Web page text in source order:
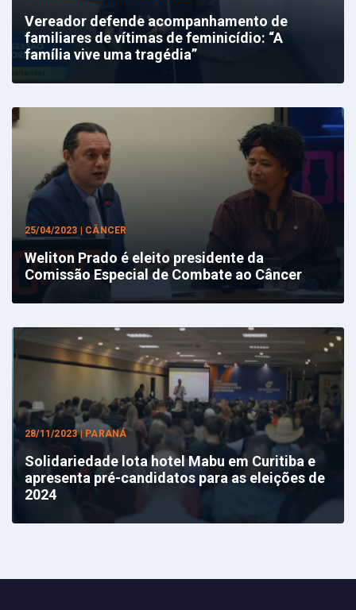
Vereador defende acompanhamento de
familiares de vítimas de feminicídio: “A
família vive uma tragédia”
25/04/2023 | CÂNCER
Weliton Prado é eleito presidente da
Comissão Especial de Combate ao Câncer
28/11/2023 | PARANÁ
Solidariedade lota hotel Mabu em Curitiba e
apresenta pré-candidatos para as eleições de
2024